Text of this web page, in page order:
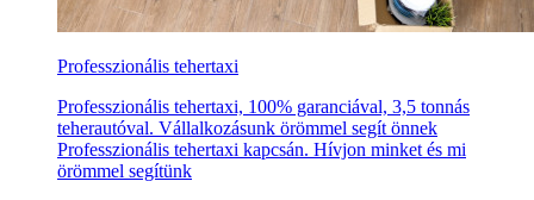
Professzionális tehertaxi
Professzionális tehertaxi, 100% garanciával, 3,5 tonnás
teherautóval. Vállalkozásunk örömmel segít önnek
Professzionális tehertaxi kapcsán. Hívjon minket és mi
örömmel segítünk